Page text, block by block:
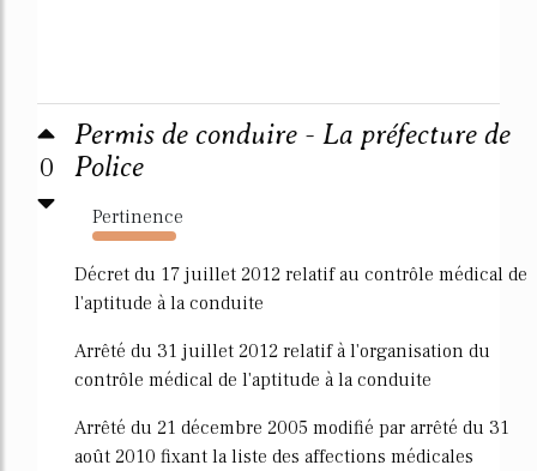
0
Permis de conduire - La préfecture de
Police
Pertinence
18189%
Décret du 17 juillet 2012 relatif au contrôle médical de
l'aptitude à la conduite
Arrêté du 31 juillet 2012 relatif à l'organisation du
contrôle médical de l'aptitude à la conduite
Arrêté du 21 décembre 2005 modifié par arrêté du 31
août 2010 fixant la liste des affections médicales